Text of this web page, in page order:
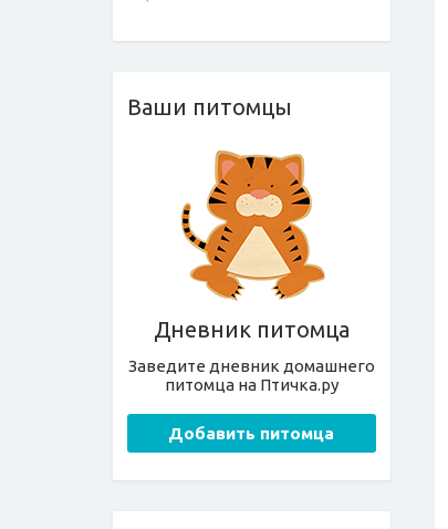
Ваши питомцы
Дневник питомца
Заведите дневник домашнего
питомца на Птичка.ру
Добавить питомца